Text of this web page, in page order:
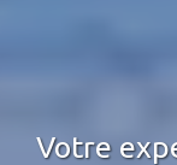
Votre